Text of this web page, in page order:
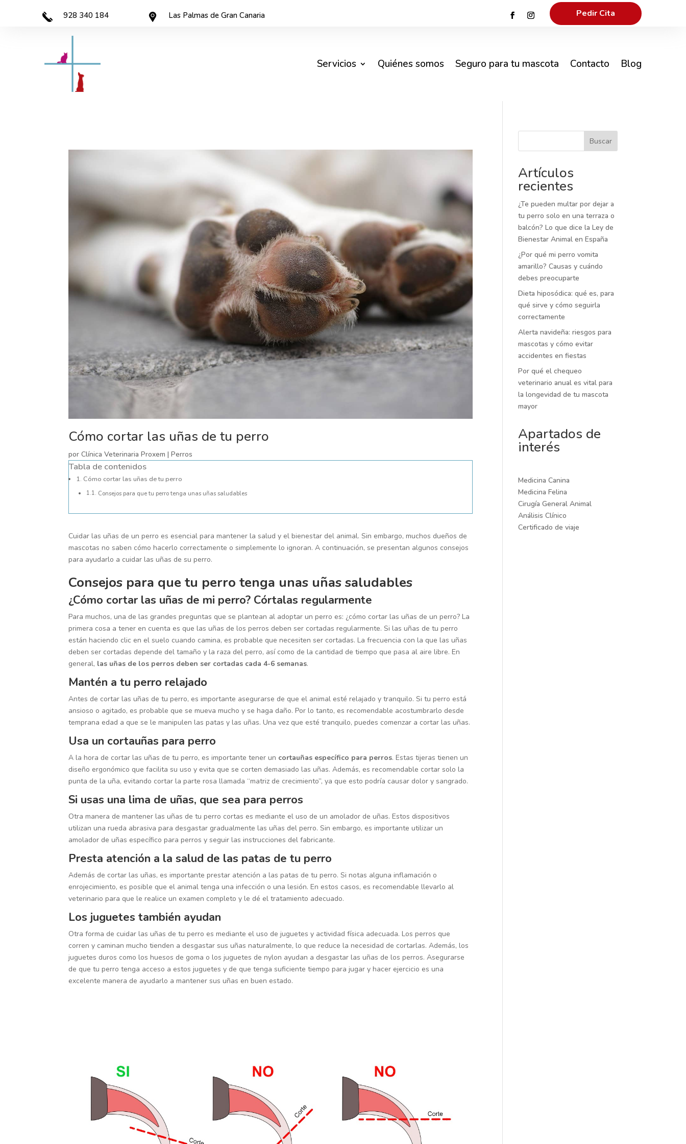
928 340 184 Las Palmas de Gran Canaria Pedir Cita
Servicios Quiénes somos Seguro para tu mascota Contacto Blog
Cómo cortar las uñas de tu perro
porClínica Veterinaria Proxem |Perros
Tabla de contenidos
Cómo cortar las uñas de tu perro
Consejos para que tu perro tenga unas uñas saludables
Cuidar las uñas de un perro es esencial para mantener la salud y el bienestar del animal. Sin embargo, muchos dueños de
mascotas no saben cómo hacerlo correctamente o simplemente lo ignoran. A continuación, se presentan algunos consejos
para ayudarlo a cuidar las uñas de su perro.
Consejos para que tu perro tenga unas uñas saludables
¿Cómo cortar las uñas de mi perro? Córtalas regularmente
Para muchos, una de las grandes preguntas que se plantean al adoptar un perro es: ¿cómo cortar las uñas de un perro? La
primera cosa a tener en cuenta es que las uñas de los perros deben ser cortadas regularmente. Si las uñas de tu perro
están haciendo clic en el suelo cuando camina, es probable que necesiten ser cortadas. La frecuencia con la que las uñas
deben ser cortadas depende del tamaño y la raza del perro, así como de la cantidad de tiempo que pasa al aire libre. En
general, las uñas de los perros deben ser cortadas cada 4-6 semanas.
Mantén a tu perro relajado
Antes de cortar las uñas de tu perro, es importante asegurarse de que el animal esté relajado y tranquilo. Si tu perro está
ansioso o agitado, es probable que se mueva mucho y se haga daño. Por lo tanto, es recomendable acostumbrarlo desde
temprana edad a que se le manipulen las patas y las uñas. Una vez que esté tranquilo, puedes comenzar a cortar las uñas.
Usa un cortauñas para perro
A la hora de cortar las uñas de tu perro, es importante tener un cortauñas específico para perros. Estas tijeras tienen un
diseño ergonómico que facilita su uso y evita que se corten demasiado las uñas. Además, es recomendable cortar solo la
punta de la uña, evitando cortar la parte rosa llamada “matriz de crecimiento”, ya que esto podría causar dolor y sangrado.
Si usas una lima de uñas, que sea para perros
Otra manera de mantener las uñas de tu perro cortas es mediante el uso de un amolador de uñas. Estos dispositivos
utilizan una rueda abrasiva para desgastar gradualmente las uñas del perro. Sin embargo, es importante utilizar un
amolador de uñas específico para perros y seguir las instrucciones del fabricante.
Presta atención a la salud de las patas de tu perro
Además de cortar las uñas, es importante prestar atención a las patas de tu perro. Si notas alguna inflamación o
enrojecimiento, es posible que el animal tenga una infección o una lesión. En estos casos, es recomendable llevarlo al
veterinario para que le realice un examen completo y le dé el tratamiento adecuado.
Los juguetes también ayudan
Otra forma de cuidar las uñas de tu perro es mediante el uso de juguetes y actividad física adecuada. Los perros que
corren y caminan mucho tienden a desgastar sus uñas naturalmente, lo que reduce la necesidad de cortarlas. Además, los
juguetes duros como los huesos de goma o los juguetes de nylon ayudan a desgastar las uñas de los perros. Asegurarse
de que tu perro tenga acceso a estos juguetes y de que tenga suficiente tiempo para jugar y hacer ejercicio es una
excelente manera de ayudarlo a mantener sus uñas en buen estado.
Buscar
Artículos
recientes
¿Te pueden multar por dejar a
tu perro solo en una terraza o
balcón? Lo que dice la Ley de
Bienestar Animal en España
¿Por qué mi perro vomita
amarillo? Causas y cuándo
debes preocuparte
Dieta hiposódica: qué es, para
qué sirve y cómo seguirla
correctamente
Alerta navideña: riesgos para
mascotas y cómo evitar
accidentes en fiestas
Por qué el chequeo
veterinario anual es vital para
la longevidad de tu mascota
mayor
Apartados de
interés
Medicina Canina
Medicina Felina
Cirugía General Animal
Análisis Clínico
Certificado de viaje